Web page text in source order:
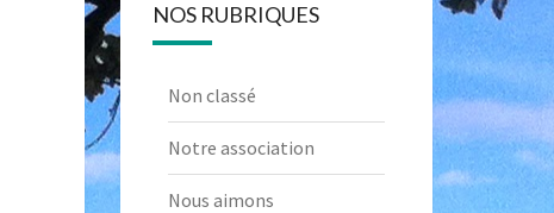
NOS RUBRIQUES
Non classé
Notre association
Nous aimons